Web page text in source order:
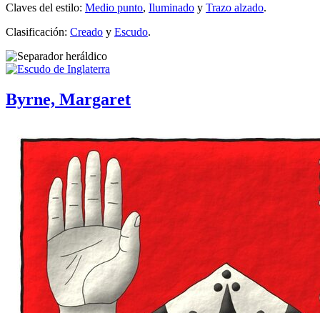
Claves del estilo: Medio punto, Iluminado y Trazo alzado.
Clasificación: Creado y Escudo.
Byrne, Margaret